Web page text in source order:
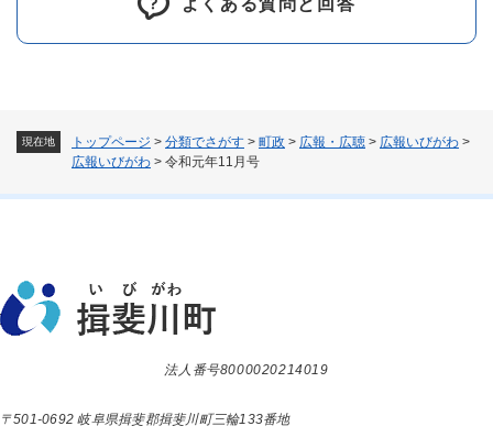
現在地 トップページ > 分類でさがす > 町政 > 広報・広聴 > 広報いびがわ >
広報いびがわ > 令和元年11月号
よくある質問と回答
法人番号8000020214019
〒501-0692 岐阜県揖斐郡揖斐川町三輪133番地